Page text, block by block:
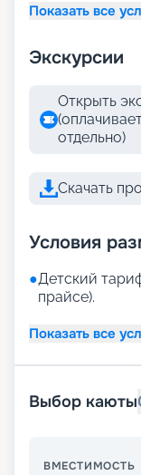
Показать все
Экскурсии
Открыть
отдельно)
Скачать
Условия
●Детский
прайсе).
Показать все
Выбор каюты
ВМЕСТИМОСТЬ